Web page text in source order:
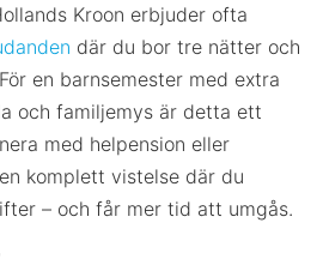
Kroon erbjuder ofta
där du bor tre nätter och
en barnsemester med extra
och familjemys är detta ett
med helpension eller
komplett vistelse där du
– och får mer tid att umgås.